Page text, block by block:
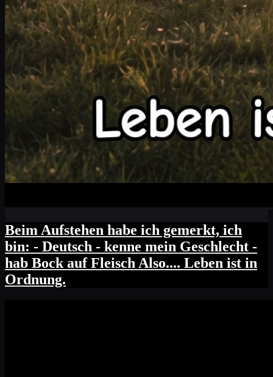
Beim Aufstehen habe ich gemerkt, ich
bin: - Deutsch - kenne mein Geschlecht -
hab Bock auf Fleisch Also.... Leben ist in
Ordnung.